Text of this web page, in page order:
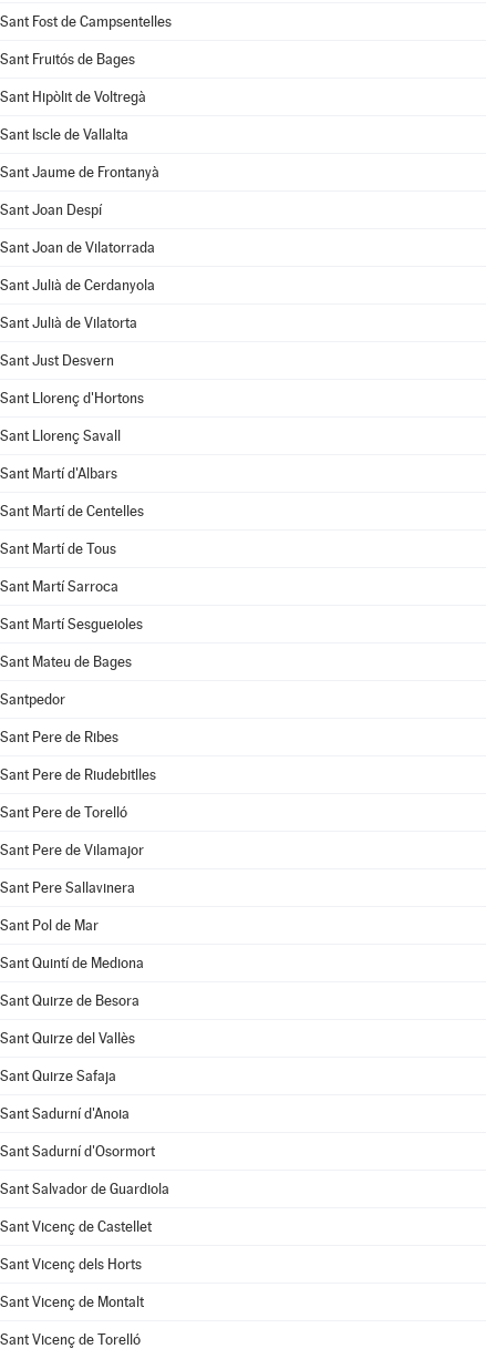
Sant Fost de Campsentelles
Sant Fruitós de Bages
Sant Hipòlit de Voltregà
Sant Iscle de Vallalta
Sant Jaume de Frontanyà
Sant Joan Despí
Sant Joan de Vilatorrada
Sant Julià de Cerdanyola
Sant Julià de Vilatorta
Sant Just Desvern
Sant Llorenç d'Hortons
Sant Llorenç Savall
Sant Martí d'Albars
Sant Martí de Centelles
Sant Martí de Tous
Sant Martí Sarroca
Sant Martí Sesgueioles
Sant Mateu de Bages
Santpedor
Sant Pere de Ribes
Sant Pere de Riudebitlles
Sant Pere de Torelló
Sant Pere de Vilamajor
Sant Pere Sallavinera
Sant Pol de Mar
Sant Quintí de Mediona
Sant Quirze de Besora
Sant Quirze del Vallès
Sant Quirze Safaja
Sant Sadurní d'Anoia
Sant Sadurní d'Osormort
Sant Salvador de Guardiola
Sant Vicenç de Castellet
Sant Vicenç dels Horts
Sant Vicenç de Montalt
Sant Vicenç de Torelló